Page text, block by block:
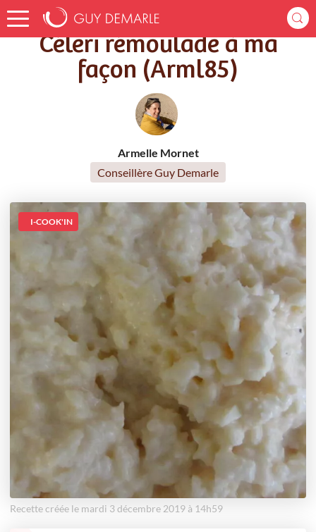
Accueil Recettes Céleri rémoulade à ma façon (Arml85)
Céleri rémoulade à ma
façon (Arml85)
Armelle Mornet
Conseillère Guy Demarle
I-COOK'IN
Recette créée le mardi 3 décembre 2019 à 14h59